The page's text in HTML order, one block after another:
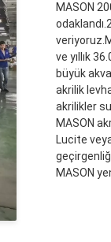
MASON
ve yıllık
büyük
akrilik
akrilikler
MASON
Lucite
MASON